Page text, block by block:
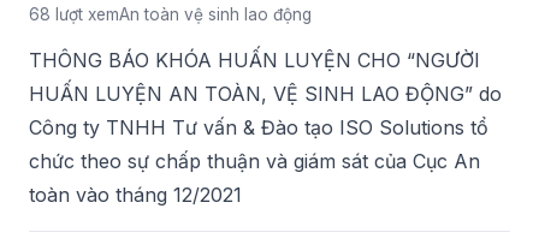
68 lượt xemAn toàn vệ sinh lao động
THÔNG BÁO KHÓA HUẤN LUYỆN CHO “NGƯỜI
HUẤN LUYỆN AN TOÀN, VỆ SINH LAO ĐỘNG” do
Công ty TNHH Tư vấn & Đào tạo ISO Solutions tổ
chức theo sự chấp thuận và giám sát của Cục An
toàn vào tháng 12/2021